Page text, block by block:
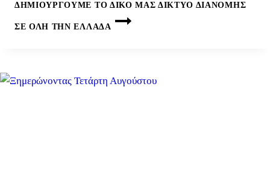
ΔΗΜΙΟΥΡΓΟΎΜΕ ΤΟ ΔΙΚΌ ΜΑΣ ΔΊΚΤΥΟ ΔΙΑΝΟΜΉΣ
ΣΕ ΌΛΗ ΤΗΝ ΕΛΛΆΔΑ